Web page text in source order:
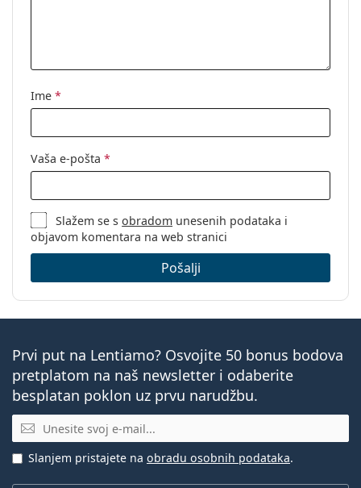
Ime *
Vaša e-pošta *
Slažem se sobradom unesenih podataka i
objavom komentara na web stranici
Pošalji
Prvi put na Lentiamo? Osvojite 50 bonus bodova
pretplatom na naš newsletter i odaberite
besplatan poklon uz prvu narudžbu.
E-mail
Slanjem pristajete na obradu osobnih podataka.